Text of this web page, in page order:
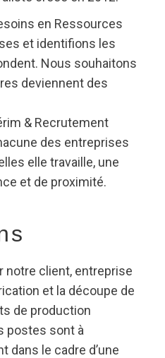
en Ressources
et identifions les
Nous souhaitons
deviennent des
& Recrutement
des entreprises
elle travaille, une
et de proximité.
notre client, entreprise
et la découpe de
de production
postes sont à
dans le cadre d’une